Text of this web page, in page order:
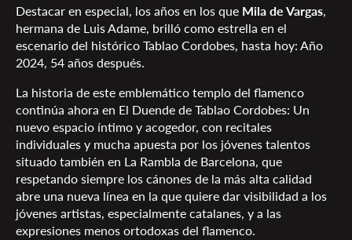
Destacar en especial, los años en los que Mila de Vargas,
hermana de Luis Adame, brilló como estrella en el
escenario del histórico Tablao Cordobes, hasta hoy: Año
2024, 54 años después.
La historia de este emblemático templo del flamenco
continúa ahora en El Duende de Tablao Cordobes: Un
nuevo espacio íntimo y acogedor, con recitales
individuales y mucha apuesta por los jóvenes talentos
situado también en La Rambla de Barcelona, que
respetando siempre los cánones de la más alta calidad
abre una nueva línea en la que quiere dar visibilidad a los
jóvenes artistas, especialmente catalanes, y a las
expresiones menos ortodoxas del flamenco.